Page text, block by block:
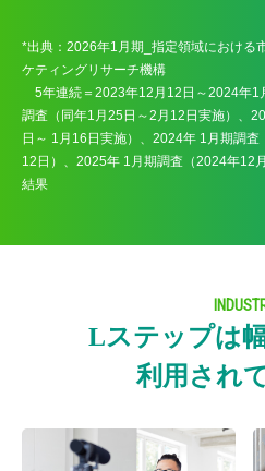
*出典：2026年1月期_指定領域におけ
ケティングリサーチ機構
5年連続＝2023年12月12日～2024年
調査（同年1月25日～2月12日実施）、
日～ 1月16日実施）、2024年 1月期調
12日）、2025年 1月期調査（2024年12
結果
Lステップは
利用され